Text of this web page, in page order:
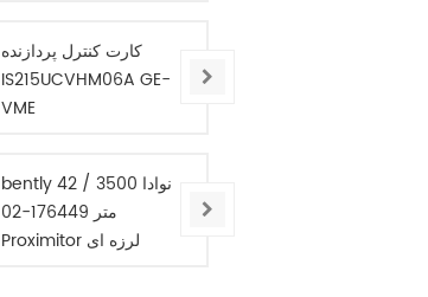
کارت کنترل پردازنده
IS215UCVHM06A GE-
VME
bently نوادا 3500 / 42
متر 176449-02
Proximitor لرزه ای